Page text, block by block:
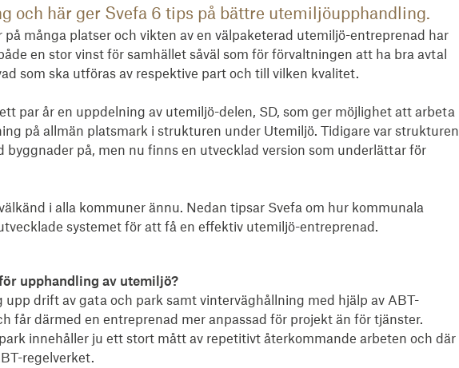
och här ger Svefa 6 tips på bättre utemiljöupphandling.
många platser och vikten av en välpaketerad utemiljö-entreprenad har
en stor vinst för samhället såväl som för förvaltningen att ha bra avtal
som ska utföras av respektive part och till vilken kvalitet.
par år en uppdelning av utemiljö-delen, SD, som ger möjlighet att arbeta
på allmän platsmark i strukturen under Utemiljö. Tidigare var strukturen
på, men nu finns en utvecklad version som underlättar för
i alla kommuner ännu. Nedan tipsar Svefa om hur kommunala
systemet för att få en effektiv utemiljö-entreprenad.
upphandling av utemiljö?
drift av gata och park samt vinterväghållning med hjälp av ABT-
får därmed en entreprenad mer anpassad för projekt än för tjänster.
innehåller ju ett stort mått av repetitivt återkommande arbeten och där
regelverket.